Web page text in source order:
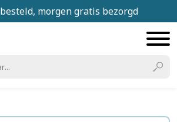
morgen gratis bezorgd